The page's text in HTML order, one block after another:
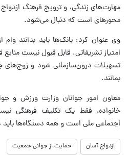
مهارت‌های زندگی، و ترویج فرهنگ ازدواج
محورهای است که دنبال می‌شود.
وی عنوان کرد: ‏بانک‌ها باید بدانند
امتیاز تشریفاتی. قابل قبول نیست
تسهیلات درون‌سازمانی شود و زوج‌های
بمانند.
معاون امور جوانان وزارت ورزش و
خانواده، فقط یک تکلیف فرهنگی
اجتماعی ملی است و همه دستگاه‌ها باید
ازدواج آسان حمایت از جوانی جمعیت